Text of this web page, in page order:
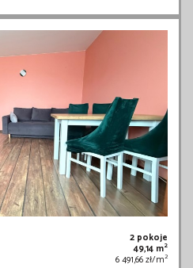
2 pokoje
49,14 m2
6 491,66 zł/m2